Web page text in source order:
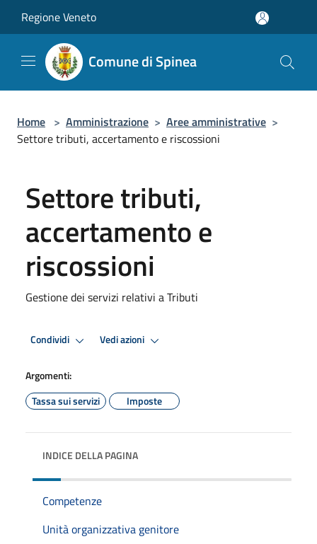
Regione Veneto
Comune di Spinea
Home > Amministrazione > Aree amministrative >
Settore tributi, accertamento e riscossioni
Settore tributi,
accertamento e
riscossioni
Gestione dei servizi relativi a Tributi
Condividi Vedi azioni
Argomenti:
Tassa sui servizi
Imposte
INDICE DELLA PAGINA
Competenze
Unità organizzativa genitore